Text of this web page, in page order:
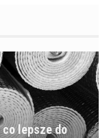
co lepsze do